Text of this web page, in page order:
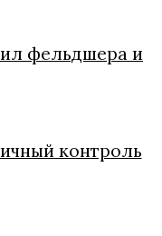
фельдшера и
контроль